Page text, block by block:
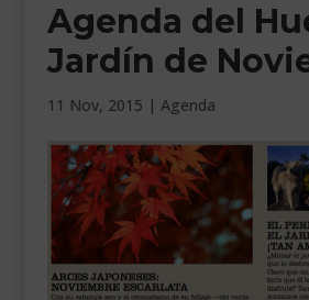
INICIO
PLANTAS
DECORACIÓN
HORARIO GARDEN
CONTACTAR
Agenda del
Jardín de
11 Nov, 2015 | Agenda